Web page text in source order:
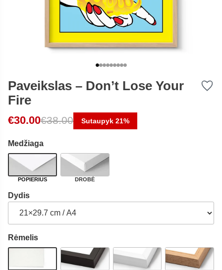
Paveikslas – Don’t Lose Your
Fire
€30.00€38.00
Original price was: €38.00.
Current price is: €30.00.
Sutaupyk 21%
Medžiaga
POPIERIUS DROBĖ
Dydis
Rėmelis